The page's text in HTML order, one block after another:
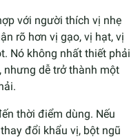
với người thích vị nhẹ
rõ hơn vị gạo, vị hạt, vị
Nó không nhất thiết phải
nhưng dễ trở thành một
thời điểm dùng. Nếu
đổi khẩu vị, bột ngũ